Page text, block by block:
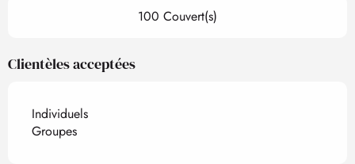
100 Couvert(s)
Clientèles acceptées
Individuels
Groupes